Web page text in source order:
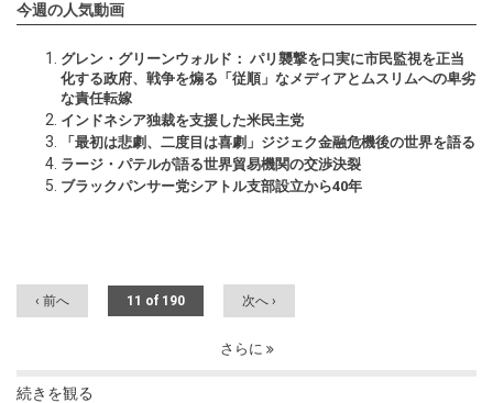
今週の人気動画
グレン・グリーンウォルド： パリ襲撃を口実に市民監視を正当
化する政府、戦争を煽る「従順」なメディアとムスリムへの卑劣
な責任転嫁
インドネシア独裁を支援した米民主党
「最初は悲劇、二度目は喜劇」ジジェク金融危機後の世界を語る
ラージ・パテルが語る世界貿易機関の交渉決裂
ブラックパンサー党シアトル支部設立から40年
‹ 前へ 11 of 190 次へ ›
さらに
続きを観る